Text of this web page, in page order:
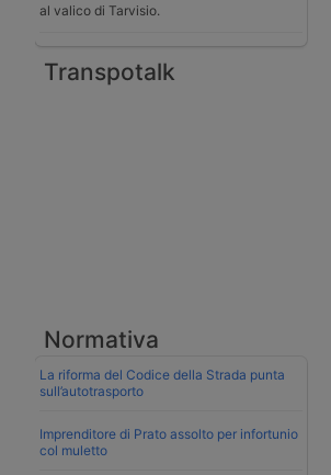
al valico di Tarvisio.
Transpotalk
Normativa
La riforma del Codice della Strada punta
sull’autotrasporto
Imprenditore di Prato assolto per infortunio
col muletto